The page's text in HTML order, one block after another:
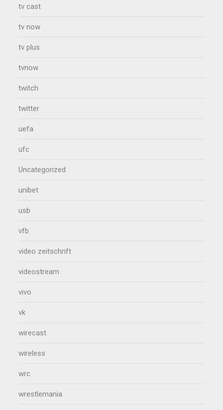
tv cast
tv now
tv plus
tvnow
twitch
twitter
uefa
ufc
Uncategorized
unibet
usb
vfb
video zeitschrift
videostream
vivo
vk
wirecast
wireless
wrc
wrestlemania